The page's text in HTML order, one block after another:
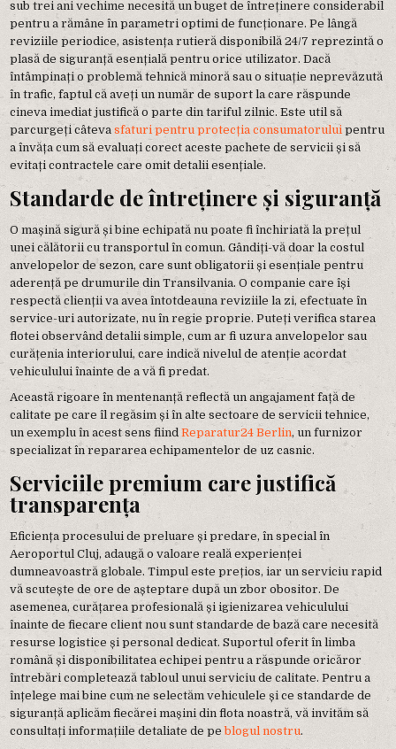
sub trei ani vechime necesită un buget de întreținere considerabil
pentru a rămâne în parametri optimi de funcționare. Pe lângă
reviziile periodice, asistența rutieră disponibilă 24/7 reprezintă o
plasă de siguranță esențială pentru orice utilizator. Dacă
întâmpinați o problemă tehnică minoră sau o situație neprevăzută
în trafic, faptul că aveți un număr de suport la care răspunde
cineva imediat justifică o parte din tariful zilnic. Este util să
parcurgeți câtevasfaturi pentru protecția consumatorului pentru
a învăța cum să evaluați corect aceste pachete de servicii și să
evitați contractele care omit detalii esențiale.
Standarde de întreținere și siguranță
O mașină sigură și bine echipată nu poate fi închiriată la prețul
unei călătorii cu transportul în comun. Gândiți-vă doar la costul
anvelopelor de sezon, care sunt obligatorii și esențiale pentru
aderență pe drumurile din Transilvania. O companie care își
respectă clienții va avea întotdeauna reviziile la zi, efectuate în
service-uri autorizate, nu în regie proprie. Puteți verifica starea
flotei observând detalii simple, cum ar fi uzura anvelopelor sau
curățenia interiorului, care indică nivelul de atenție acordat
vehiculului înainte de a vă fi predat.
Această rigoare în mentenanță reflectă un angajament față de
calitate pe care îl regăsim și în alte sectoare de servicii tehnice,
un exemplu în acest sens fiindReparatur24 Berlin, un furnizor
specializat în repararea echipamentelor de uz casnic.
Serviciile premium care justifică
transparența
Eficiența procesului de preluare și predare, în special în
Aeroportul Cluj, adaugă o valoare reală experienței
dumneavoastră globale. Timpul este prețios, iar un serviciu rapid
vă scutește de ore de așteptare după un zbor obositor. De
asemenea, curățarea profesională și igienizarea vehiculului
înainte de fiecare client nou sunt standarde de bază care necesită
resurse logistice și personal dedicat. Suportul oferit în limba
română și disponibilitatea echipei pentru a răspunde oricăror
întrebări completează tabloul unui serviciu de calitate. Pentru a
înțelege mai bine cum ne selectăm vehiculele și ce standarde de
siguranță aplicăm fiecărei mașini din flota noastră, vă invităm să
consultați informațiile detaliate de peblogul nostru.